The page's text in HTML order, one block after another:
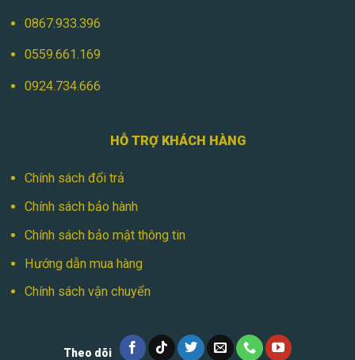
0867.933.396
0559.661.169
0924.734.666
HỖ TRỢ KHÁCH HÀNG
Chính sách đổi trả
Chính sách bảo hành
Chính sách bảo mật thông tin
Hướng dẫn mua hàng
Chính sách vận chuyển
Theo dõi